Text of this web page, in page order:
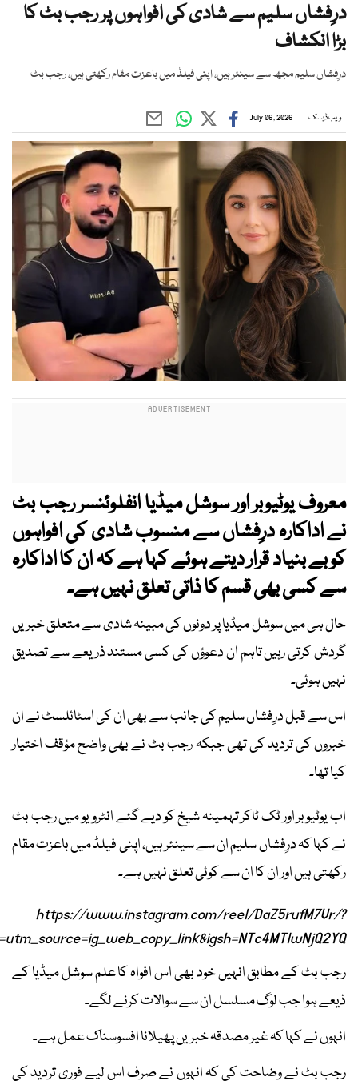
درِفشاں سلیم سے شادی کی افواہوں پر رجب بٹ کا
بڑا انکشاف
درِفشاں سلیم مجھ سے سینئر ہیں، اپنی فیلڈ میں باعزت مقام رکھتی ہیں، رجب بٹ
ویب ڈیسک July 06, 2026
معروف یوٹیوبر اور سوشل میڈیا انفلوئنسر رجب بٹ
نے اداکارہ درِفشاں سے منسوب شادی کی افواہوں
کو بے بنیاد قرار دیتے ہوئے کہا ہے کہ ان کا اداکارہ
سے کسی بھی قسم کا ذاتی تعلق نہیں ہے۔
حال ہی میں سوشل میڈیا پر دونوں کی مبینہ شادی سے متعلق خبریں
گردش کرتی رہیں تاہم ان دعوؤں کی کسی مستند ذریعے سے تصدیق
نہیں ہوئی۔
اس سے قبل درِفشاں سلیم کی جانب سے بھی ان کی اسٹائلسٹ نے ان
خبروں کی تردید کی تھی جبکہ رجب بٹ نے بھی واضح مؤقف اختیار
کیا تھا۔
اب یوٹیوبر اور ٹک ٹاکر تہمینہ شیخ کو دیے گئے انٹرویو میں رجب بٹ
نے کہا کہ درِفشاں سلیم ان سے سینئر ہیں، اپنی فیلڈ میں باعزت مقام
رکھتی ہیں اور ان کا ان سے کوئی تعلق نہیں ہے۔
https://www.instagram.com/reel/DaZ5rufM7Vr/?
utm_source=ig_web_copy_link&igsh=NTc4MTIwNjQ2YQ==
رجب بٹ کے مطابق انہیں خود بھی اس افواہ کا علم سوشل میڈیا کے
ذیعے ہوا جب لوگ مسلسل ان سے سوالات کرنے لگے۔
انہوں نے کہا کہ غیر مصدقہ خبریں پھیلانا افسوسناک عمل ہے۔
رجب بٹ نے وضاحت کی کہ انہوں نے صرف اس لیے فوری تردید کی